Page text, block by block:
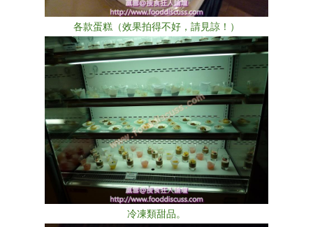
各款蛋糕（效果拍得不好，請見諒！）
冷凍類甜品。